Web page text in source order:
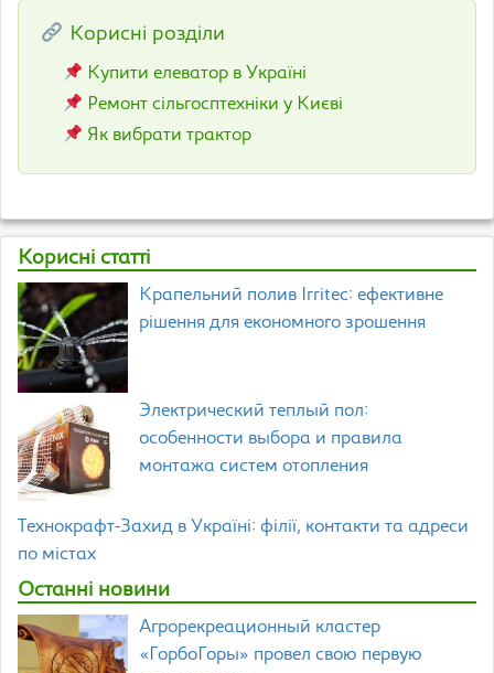
Корисні розділи
Купити елеватор в Україні
Ремонт сільгосптехніки у Києві
Як вибрати трактор
Корисні статті
Крапельний полив Irritec: ефективне
рішення для економного зрошення
Электрический теплый пол:
особенности выбора и правила
монтажа систем отопления
Технокрафт-Захид в Україні: філії, контакти та адреси
по містах
Останні новини
Агрорекреационный кластер
«ГорбоГоры» провел свою первую